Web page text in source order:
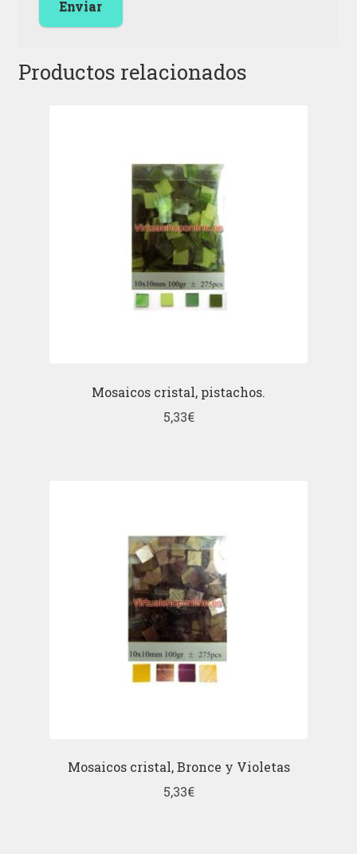
Productos relacionados
Mosaicos cristal, pistachos.
5,33€
Mosaicos cristal, Bronce y Violetas
5,33€